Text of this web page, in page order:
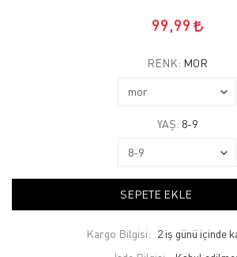
99,99
RENK: MOR
YAŞ: 8-9
SEPETE EKLE
Kargo Bilgisi: 2 iş günü içinde